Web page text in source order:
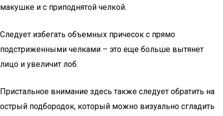
макушке и с приподнятой челкой.
Следует избегать объемных причесок с прямо
подстриженными челками – это еще больше вытянет
лицо и увеличит лоб.
Пристальное внимание здесь также следует обратить на
острый подбородок, который можно визуально сгладить